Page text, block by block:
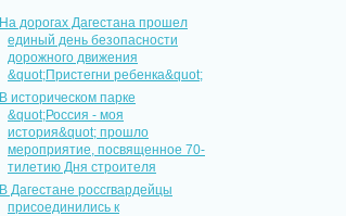
На дорогах Дагестана прошел
единый день безопасности
дорожного движения
&quot;Пристегни ребенка&quot;
В историческом парке
&quot;Россия - моя
история&quot; прошло
мероприятие, посвященное 70-
тилетию Дня строителя
В Дагестане россгвардейцы
присоединились к